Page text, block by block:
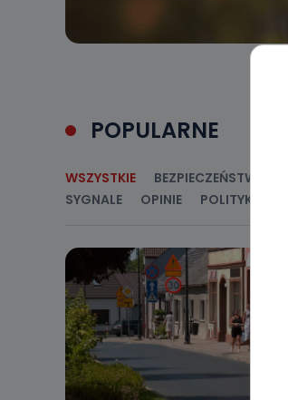
POPULARNE
WSZYSTKIE BEZPIECZEŃSTWO
SYGNALE
OPINIE POLITYKA